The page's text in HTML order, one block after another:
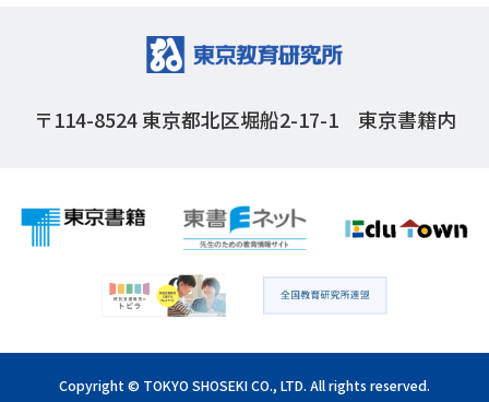
〒114-8524東京都北区堀船2-17-1 東京書籍内
Copyright © TOKYO SHOSEKI CO., LTD. All rights reserved.